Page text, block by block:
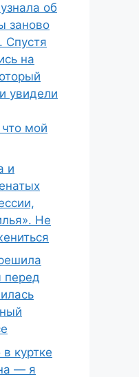
об
заново
Спустя
на
увидели
мой
и
Не
перед
куртке
— я